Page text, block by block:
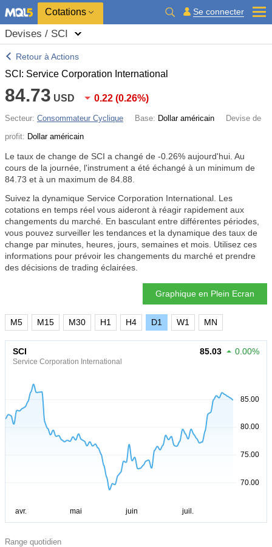
Cotations Se connecter
Devises / SCI
Retour à Actions
SCI: Service Corporation International
84.73 USD 0.22 (0.26%)
Secteur: Consommateur Cyclique Base: Dollar américain
Devise de
profit: Dollar américain
Le taux de change de SCI a changé de -0.26% aujourd'hui. Au
cours de la journée, l'instrument a été échangé à un minimum de
84.73 et à un maximum de 84.88.
Suivez la dynamique Service Corporation International. Les
cotations en temps réel vous aideront à réagir rapidement aux
changements du marché. En basculant entre différentes périodes,
vous pouvez surveiller les tendances et la dynamique des taux de
change par minutes, heures, jours, semaines et mois. Utilisez ces
informations pour prévoir les changements du marché et prendre
des décisions de trading éclairées.
Graphique en Plein Ecran
M5 M15 M30 H1 H4 D1 W1 MN
SCI
Service Corporation International
85.03 0.00%
Range quotidien